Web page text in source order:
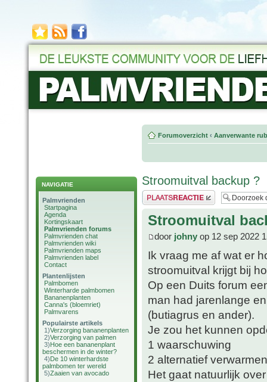
NAVIGATIE
Palmvrienden
Startpagina
Agenda
Kortingskaart
Palmvrienden forums
Palmvrienden chat
Palmvrienden wiki
Palmvrienden maps
Palmvrienden label
Contact
Plantenlijsten
Palmbomen
Winterharde palmbomen
Bananenplanten
Canna's (bloemriet)
Palmvarens
Populairste artikels
1)Verzorging bananenplanten
2)Verzorging van palmen
3)Hoe een bananenplant
beschermen in de winter?
4)De 10 winterhardste
palmbomen ter wereld
5)Zaaien van avocado
Forumoverzicht ‹ Aanverwante
Stroomuitval backup ?
Plaats een reactie
Stroomuitval
door johny op 12 sep 2022
Ik vraag me af wat er
stroomuitval krijgt bij
Op een Duits forum
man had jarenlange
(butiagrus en ander).
Je zou het kunnen
1 waarschuwing
2 alternatief verwarmen
Het gaat natuurlijk